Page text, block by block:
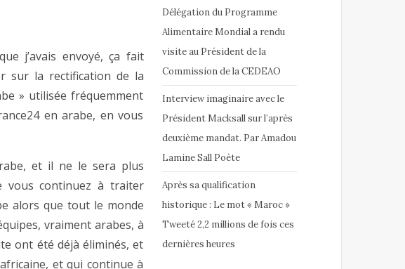
Délégation du Programme
Alimentaire Mondial a rendu
visite au Président de la
Commission de la CEDEAO
Interview imaginaire avec le
Président Macksall sur l’après
deuxième mandat. Par Amadou
Lamine Sall Poète
Après sa qualification
historique : Le mot « Maroc »
Tweeté 2,2 millions de fois ces
dernières heures
j’avais envoyé, ça fait
sur la rectification de la
» utilisée fréquemment
en arabe, en vous
et il ne le sera plus
vous continuez à traiter
alors que tout le monde
vraiment arabes, à
ont été déjà éliminés, et
et qui continue à